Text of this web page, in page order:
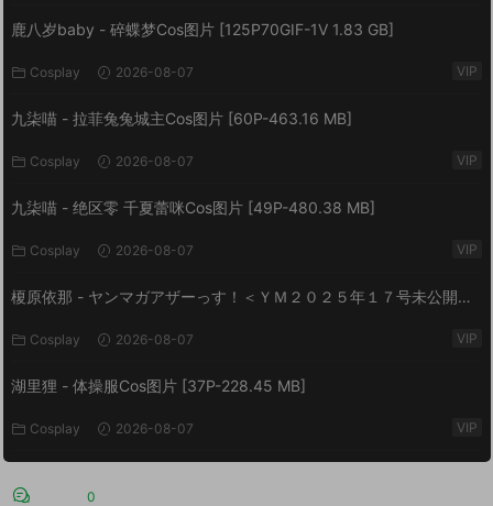
鹿八岁baby - 碎蝶梦Cos图片 [125P70GIF-1V 1.83 GB]
Cosplay 2026-08-07 VIP
九柒喵 - 拉菲兔兔城主Cos图片 [60P-463.16 MB]
Cosplay 2026-08-07 VIP
九柒喵 - 绝区零 千夏蕾咪Cos图片 [49P-480.38 MB]
Cosplay 2026-08-07 VIP
榎原依那 - ヤンマガアザーっす！＜ＹＭ２０２５年１７号未公開カ
Cosplay 2026-08-07 VIP
湖里狸 - 体操服Cos图片 [37P-228.45 MB]
Cosplay 2026-08-07 VIP
0